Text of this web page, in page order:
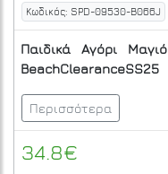
Κωδικός: SPD-09530-B066J
Παιδικά Αγόρι Μαγιό
BeachClearanceSS25
Περισσότερα
34.8€